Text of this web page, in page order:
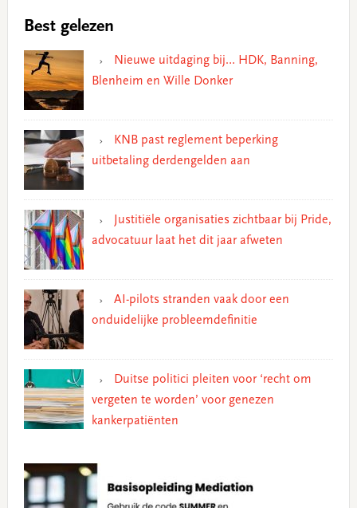
Best gelezen
Nieuwe uitdaging bij… HDK, Banning,
Blenheim en Wille Donker
KNB past reglement beperking
uitbetaling derdengelden aan
Justitiële organisaties zichtbaar bij Pride,
advocatuur laat het dit jaar afweten
AI-pilots stranden vaak door een
onduidelijke probleemdefinitie
Duitse politici pleiten voor ‘recht om
vergeten te worden’ voor genezen
kankerpatiënten